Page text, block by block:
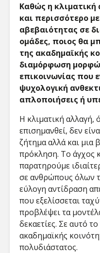
Καθώς η κλιματική
και περισσότερο
αβεβαιότητας σε
ομάδες, ποιος θα
της ακαδημαϊκής
διαμόρφωση
επικοινωνίας που
ψυχολογική
απλοποιήσεις ή
Η κλιματική αλλαγή,
επισημανθεί, δεν
ζήτημα αλλά και μια
πρόκληση. Το άγχος
παρατηρούμε
σε ανθρώπους όλων
εύλογη αντίδραση
που εξελίσσεται
προβλέψει τα
δεκαετίες. Σε αυτό
ακαδημαϊκής
πολυδιάστατος.